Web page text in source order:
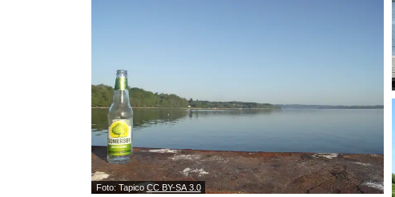
Foto: TapicoCC BY-SA 3.0